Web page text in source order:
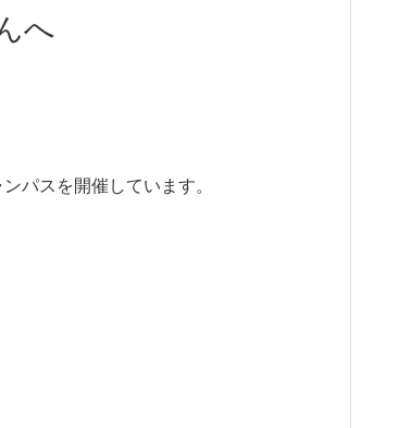
へ
パスを開催しています。